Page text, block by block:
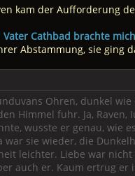
kam der Aufforderung
Vater Cathbad brachte
Abstammung, sie ging
Ohren, dunkel
Himmel fuhr. Ja,
wusste er genau, wie
war sie wieder, die
leichter. Liebe war
auch er. Kaum ertrug er